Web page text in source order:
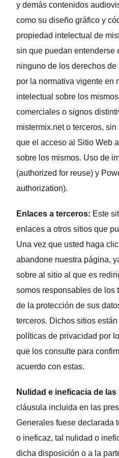
y demás contenidos
como su diseño gráfico y
propiedad intelectual de
sin que puedan entenderse
ninguno de los derechos
por la normativa vigente en
intelectual sobre los
comerciales o signos
mistermix.net o terceros,
que el acceso al Sitio Web
sobre los mismos. Uso de
(authorized for reuse) y
authorization).
Enlaces a terceros: Este
enlaces a otros sitios que
Una vez que usted haga
abandone nuestra página,
sobre al sitio al que es
somos responsables de los
de la protección de sus
terceros. Dichos sitios
políticas de privacidad por
que los consulte para
acuerdo con estas.
Nulidad e ineficacia de
cláusula incluida en las
Generales fuese declarada
o ineficaz, tal nulidad o
dicha disposición o a la